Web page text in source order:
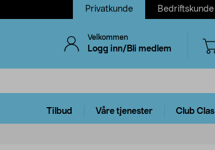
Privatkunde Bedriftskunde
Velkommen
Logg inn/Bli medlem
Tilbud Våre tjenester Club Clas